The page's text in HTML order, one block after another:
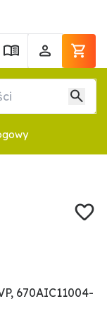
670AIC11004-